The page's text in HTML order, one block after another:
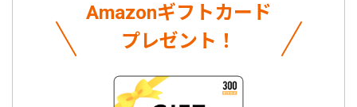
Amazonギフトカード
プレゼント！